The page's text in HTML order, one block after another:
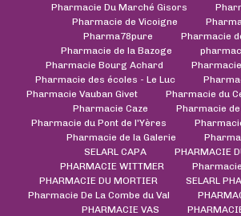
Pharmacie Du Marché Gisors
Pharmacie de Vicoigne
Pharma78pure
Pharmacie
Pharmacie de la Bazoge
Pharmacie Bourg Achard
Pharmacie des écoles - Le Luc
Pharmacie Vauban Givet
Pharmacie du
Pharmacie Caze
Pharmacie
Pharmacie du Pont de l'Yères
Pharmacie de la Galerie
SELARL CAPA
PHARMACIE
PHARMACIE WITTMER
PHARMACIE DU MORTIER
SELARL
Pharmacie De La Combe du Val
PHARMACIE VAS